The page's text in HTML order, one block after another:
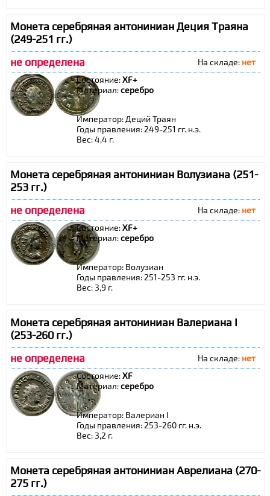
Монета серебряная антониниан Деция Траяна
(249-251 гг.)
не определена
На складе: нет
Состояние:XF+
Материал:cеребро
Император: Деций Траян
Годы правления: 249-251 гг. н.э.
Вес: 4,4 г.
Монета серебряная антониниан Волузиана (251-
253 гг.)
не определена
На складе: нет
Состояние:XF+
Материал:cеребро
Император: Волузиан
Годы правления: 251-253 гг. н.э.
Вес: 3,9 г.
Монета серебряная антониниан Валериана I
(253-260 гг.)
не определена
На складе: нет
Состояние:XF
Материал:cеребро
Император: Валериан I
Годы правления: 253-260 гг. н.э.
Вес: 3,2 г.
Монета серебряная антониниан Аврелиана (270-
275 гг.)